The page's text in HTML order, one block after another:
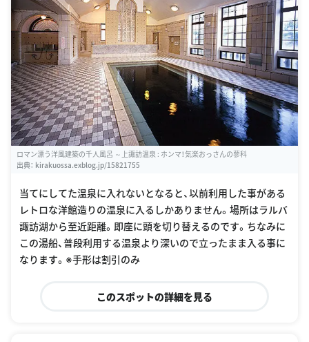
ロマン漂う洋風建築の千人風呂 ～上諏訪温泉 : ホンマ！気楽おっさんの蓼科
出典： kirakuossa.exblog.jp/15821755
当てにしてた温泉に入れないとなると、以前利用した事がある
レトロな洋館造りの温泉に入るしかありません。場所はラルバ
諏訪湖から至近距離。即座に頭を切り替えるのです。ちなみに
この湯船、普段利用する温泉より深いので立ったまま入る事に
なります。※手形は割引のみ
このスポットの詳細を見る